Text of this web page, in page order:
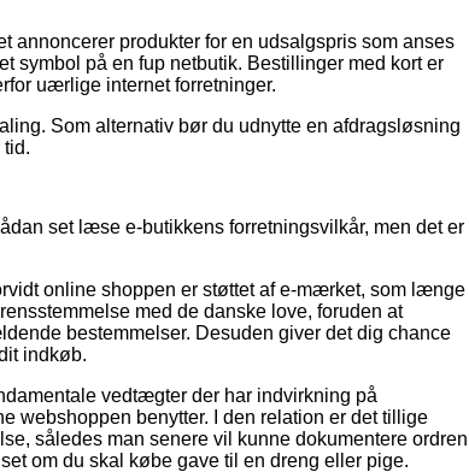
annoncerer produkter for en udsalgspris som anses
symbol på en fup netbutik. Bestillinger med kort er
uærlige internet forretninger.
Som alternativ bør du udnytte en afdragsløsning
set læse e-butikkens forretningsvilkår, men det er
online shoppen er støttet af e-mærket, som længe
med de danske love, foruden at
bestemmelser. Desuden giver det dig chance
indkøb.
vedtægter der har indvirkning på
webshoppen benytter. I den relation er det tillige
således man senere vil kunne dokumentere ordren
om du skal købe gave til en dreng eller pige.